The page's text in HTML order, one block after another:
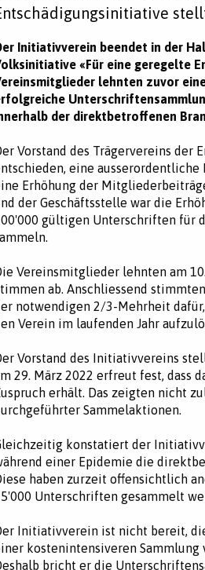
Initiativverein beendet in der
«Für eine geregelte
lehnten zuvor
der direktbetroffenen
Vorstand des Trägervereins der
eine
Erhöhung der
der Geschäftsstelle war die
gültigen Unterschriften für
Vereinsmitglieder lehnten am
ab. Anschliessend
notwendigen 2/3-Mehrheit
Verein im laufenden Jahr
Vorstand des Initiativvereins
29. März 2022 erfreut fest, dass
erhält. Das zeigten nicht
Sammelaktionen.
konstatiert der
einer Epidemie die
haben zurzeit offensichtlich
Unterschriften gesammelt
Initiativverein ist nicht bereit,
kostenintensiveren
bricht er die